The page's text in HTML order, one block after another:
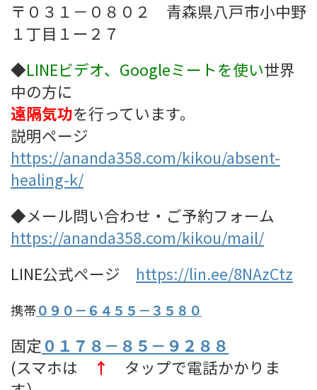
〒０３１－０８０２ 青森県八戸市小中野
１丁目１ー２７
◆LINEビデオ、Googleミートを使い世界
中の方に
遠隔気功を行っています。
説明ページ
https://ananda358.com/kikou/absent-
healing-k/
◆メール問い合わせ・ご予約フォーム
https://ananda358.com/kikou/mail/
LINE公式ページ https://lin.ee/8NAzCtz
携帯０９０－６４５５－３５８０
固定 ０１７８－８５－９２８８
(スマホは
↑
タップで電話かかりま